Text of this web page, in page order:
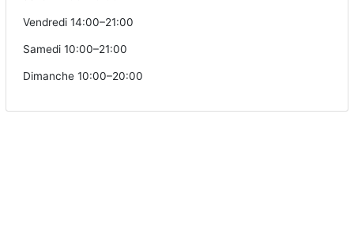
Vendredi 14:00–21:00
Samedi 10:00–21:00
Dimanche 10:00–20:00